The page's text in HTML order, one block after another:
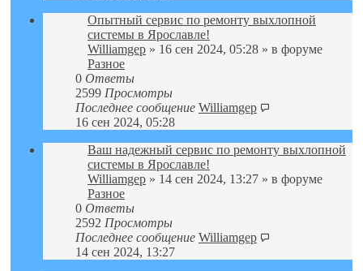
Опытный сервис по ремонту выхлопной
системы в Ярославле!
Williamgep » 16 сен 2024, 05:28 » в форуме
Разное
0 Ответы
2599 Просмотры
Последнее сообщение Williamgep
16 сен 2024, 05:28
Ваш надежный сервис по ремонту выхлопной
системы в Ярославле!
Williamgep » 14 сен 2024, 13:27 » в форуме
Разное
0 Ответы
2592 Просмотры
Последнее сообщение Williamgep
14 сен 2024, 13:27